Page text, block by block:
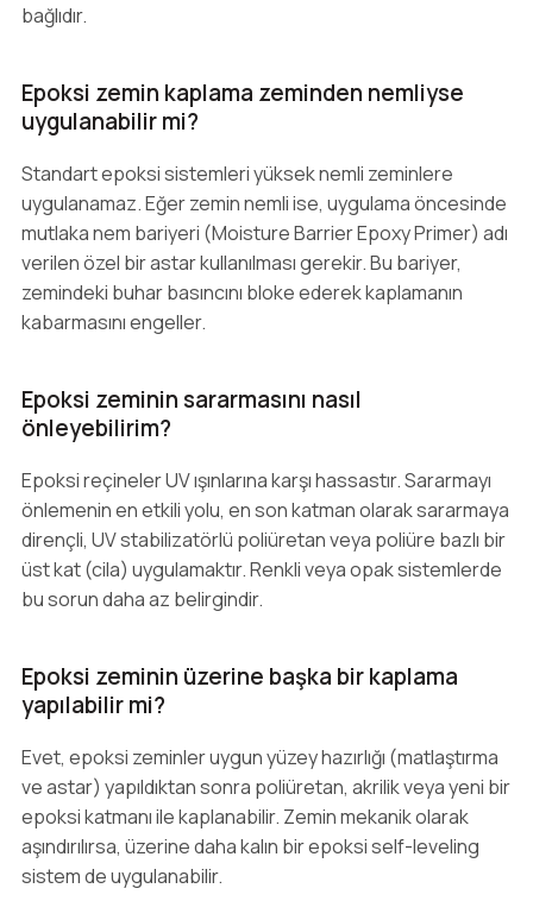
bağlıdır.
Epoksi zemin kaplama zeminden nemliyse
uygulanabilir mi?
Standart epoksi sistemleri yüksek nemli zeminlere
uygulanamaz. Eğer zemin nemli ise, uygulama öncesinde
mutlaka nem bariyeri (Moisture Barrier Epoxy Primer) adı
verilen özel bir astar kullanılması gerekir. Bu bariyer,
zemindeki buhar basıncını bloke ederek kaplamanın
kabarmasını engeller.
Epoksi zeminin sararmasını nasıl
önleyebilirim?
Epoksi reçineler UV ışınlarına karşı hassastır. Sararmayı
önlemenin en etkili yolu, en son katman olarak sararmaya
dirençli, UV stabilizatörlü poliüretan veya poliüre bazlı bir
üst kat (cila) uygulamaktır. Renkli veya opak sistemlerde
bu sorun daha az belirgindir.
Epoksi zeminin üzerine başka bir kaplama
yapılabilir mi?
Evet, epoksi zeminler uygun yüzey hazırlığı (matlaştırma
ve astar) yapıldıktan sonra poliüretan, akrilik veya yeni bir
epoksi katmanı ile kaplanabilir. Zemin mekanik olarak
aşındırılırsa, üzerine daha kalın bir epoksi self-leveling
sistem de uygulanabilir.